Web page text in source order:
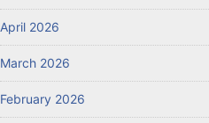
April 2026
March 2026
February 2026